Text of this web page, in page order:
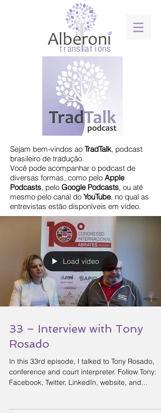
Sejam bem-vindos ao TradTalk, podcast
brasileiro de tradução.
​Você pode acompanhar o podcast de
diversas formas, como pelo Apple
Podcasts, pelo Google Podcasts, ou até
mesmo pelo canal do YouTube, no qual as
entrevistas estão disponíveis em vídeo.
Load video
33 – Interview with Tony
Rosado
In this 33rd episode, I talked to Tony Rosado,
conference and court interpreter. Follow Tony:
Facebook, Twitter, LinkedIn, website, and...